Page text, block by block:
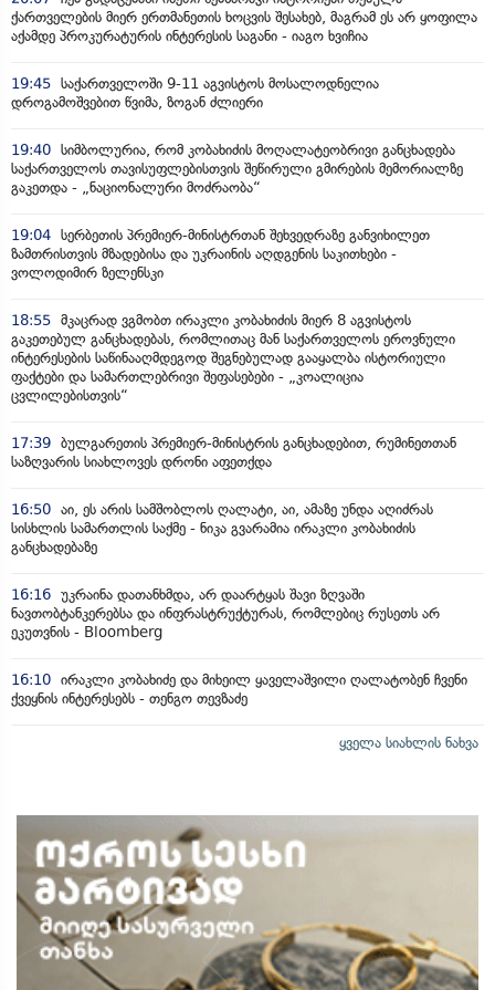
ქართველების მიერ ერთმანეთის ხოცვის შესახებ, მაგრამ ეს არ ყოფილა
აქამდე პროკურატურის ინტერესის საგანი - იაგო ხვიჩია
19:45 საქართველოში 9-11 აგვისტოს მოსალოდნელია
დროგამოშვებით წვიმა, ზოგან ძლიერი
19:40 სიმბოლურია, რომ კობახიძის მოღალატეობრივი განცხადება
საქართველოს თავისუფლებისთვის შეწირული გმირების მემორიალზე
გაკეთდა - „ნაციონალური მოძრაობა“
19:04 სერბეთის პრემიერ-მინისტრთან შეხვედრაზე განვიხილეთ
ზამთრისთვის მზადებისა და უკრაინის აღდგენის საკითხები -
ვოლოდიმირ ზელენსკი
18:55 მკაცრად ვგმობთ ირაკლი კობახიძის მიერ 8 აგვისტოს
გაკეთებულ განცხადებას, რომლითაც მან საქართველოს ეროვნული
ინტერესების საწინააღმდეგოდ შეგნებულად გააყალბა ისტორიული
ფაქტები და სამართლებრივი შეფასებები - „კოალიცია
ცვლილებისთვის“
17:39 ბულგარეთის პრემიერ-მინისტრის განცხადებით, რუმინეთთან
საზღვარის სიახლოვეს დრონი აფეთქდა
16:50 აი, ეს არის სამშობლოს ღალატი, აი, ამაზე უნდა აღიძრას
სისხლის სამართლის საქმე - ნიკა გვარამია ირაკლი კობახიძის
განცხადებაზე
16:16 უკრაინა დათანხმდა, არ დაარტყას შავი ზღვაში
ნავთობტანკერებსა და ინფრასტრუქტურას, რომლებიც რუსეთს არ
ეკუთვნის - Bloomberg
16:10 ირაკლი კობახიძე და მიხეილ ყაველაშვილი ღალატობენ ჩვენი
ქვეყნის ინტერესებს - თენგო თევზაძე
ყველა სიახლის ნახვა